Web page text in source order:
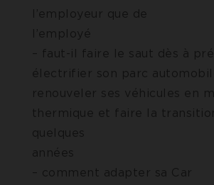
l’employeur que de
– faut-il faire le saut dès à
électrifier son parc
renouveler ses véhicules en
thermique et faire la
quelques
– comment adapter sa Car